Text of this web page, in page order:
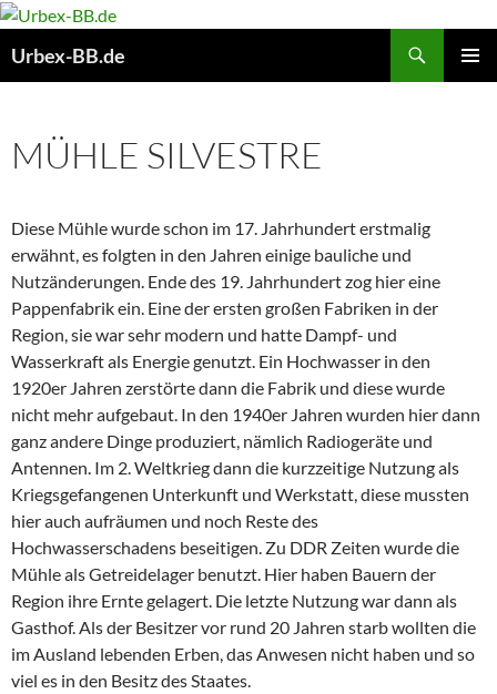
Urbex-BB.de
MÜHLE SILVESTRE
Diese Mühle wurde schon im 17. Jahrhundert erstmalig
erwähnt, es folgten in den Jahren einige bauliche und
Nutzänderungen. Ende des 19. Jahrhundert zog hier eine
Pappenfabrik ein. Eine der ersten großen Fabriken in der
Region, sie war sehr modern und hatte Dampf- und
Wasserkraft als Energie genutzt. Ein Hochwasser in den
1920er Jahren zerstörte dann die Fabrik und diese wurde
nicht mehr aufgebaut. In den 1940er Jahren wurden hier dann
ganz andere Dinge produziert, nämlich Radiogeräte und
Antennen. Im 2. Weltkrieg dann die kurzzeitige Nutzung als
Kriegsgefangenen Unterkunft und Werkstatt, diese mussten
hier auch aufräumen und noch Reste des
Hochwasserschadens beseitigen. Zu DDR Zeiten wurde die
Mühle als Getreidelager benutzt. Hier haben Bauern der
Region ihre Ernte gelagert. Die letzte Nutzung war dann als
Gasthof. Als der Besitzer vor rund 20 Jahren starb wollten die
im Ausland lebenden Erben, das Anwesen nicht haben und so
viel es in den Besitz des Staates.